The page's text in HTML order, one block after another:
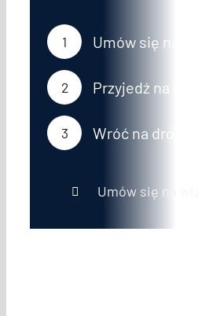
1 Umów się na
2 Przyjedź na
3 Wróć na drogę
Umów się na